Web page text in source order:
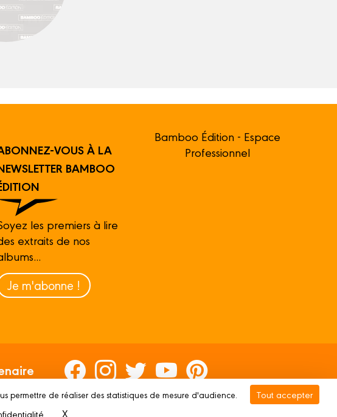
VOUS À LA
BAMBOO
les premiers à lire
extraits de nos
Je m'abonne !
Bamboo Édition - Espace
Professionnel
Vie privée
permettre de réaliser des statistiques de mesure d'audience.
Tout accepter
X